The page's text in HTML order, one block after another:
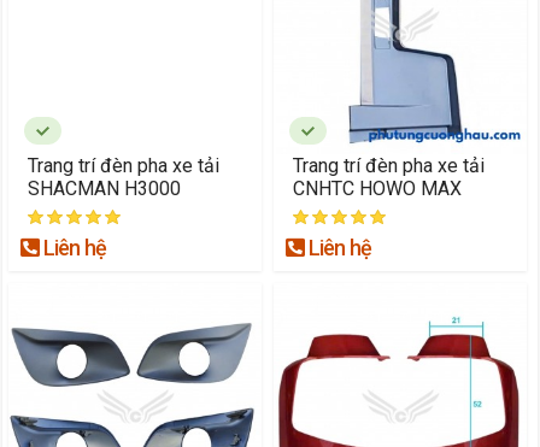
Trang trí đèn pha xe tải
SHACMAN H3000
Liên hệ
Trang trí đèn pha xe tải
CNHTC HOWO MAX
Liên hệ